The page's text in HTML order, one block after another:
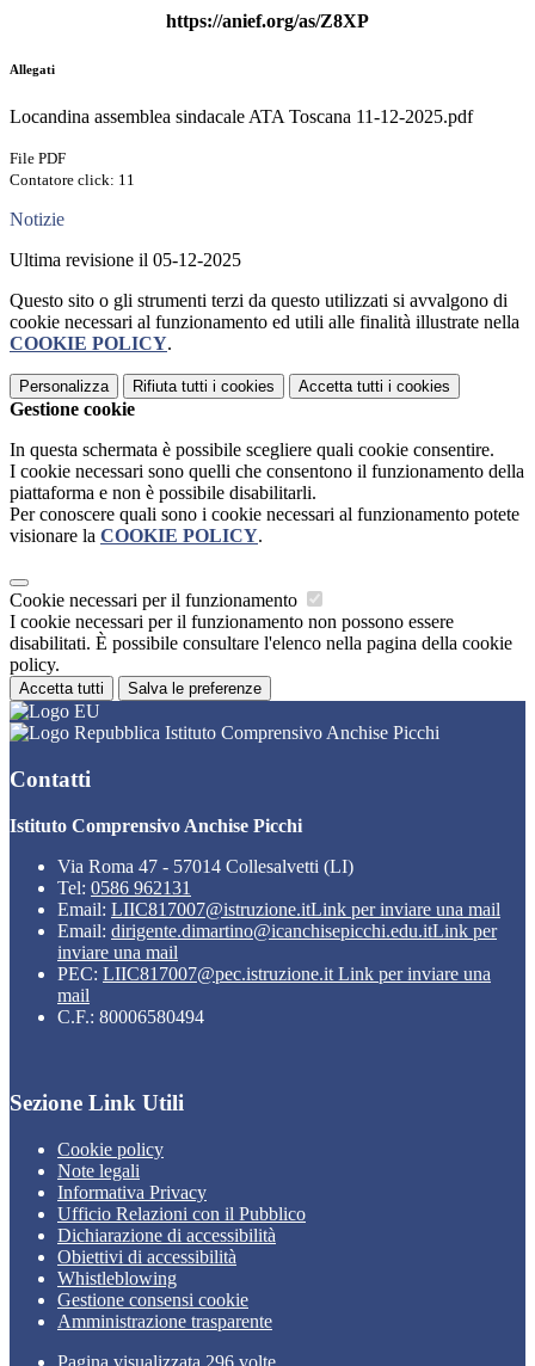
https://anief.org/as/Z8XP
Allegati
Locandina assemblea sindacale ATA Toscana 11-12-2025.pdf
File PDF
Contatore click: 11
Notizie
Ultima revisione il 05-12-2025
Questo sito o gli strumenti terzi da questo utilizzati si avvalgono di
cookie necessari al funzionamento ed utili alle finalità illustrate nella
COOKIE POLICY.
Personalizza Rifiuta tutti i cookies Accetta tutti i cookies
Gestione cookie
In questa schermata è possibile scegliere quali cookie consentire.
I cookie necessari sono quelli che consentono il funzionamento della
piattaforma e non è possibile disabilitarli.
Per conoscere quali sono i cookie necessari al funzionamento potete
visionare la COOKIE POLICY.
Cookie necessari per il funzionamento
I cookie necessari per il funzionamento non possono essere
disabilitati. È possibile consultare l'elenco nella pagina della cookie
policy.
Accetta tutti Salva le preferenze
Istituto Comprensivo Anchise Picchi
Contatti
Istituto Comprensivo Anchise Picchi
Via Roma 47 - 57014 Collesalvetti (LI)
Tel: 0586 962131
Email: LIIC817007@istruzione.itLink per inviare una mail
Email: dirigente.dimartino@icanchisepicchi.edu.itLink per
inviare una mail
PEC: LIIC817007@pec.istruzione.it Link per inviare una
mail
C.F.: 80006580494
Sezione Link Utili
Cookie policy
Note legali
Informativa Privacy
Ufficio Relazioni con il Pubblico
Dichiarazione di accessibilità
Obiettivi di accessibilità
Whistleblowing
Gestione consensi cookie
Amministrazione trasparente
Pagina visualizzata 296 volte